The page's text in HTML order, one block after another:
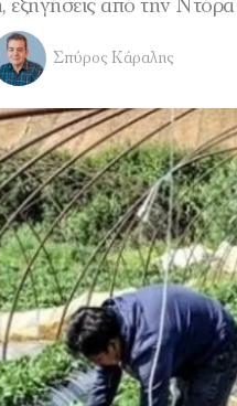
εξηγήσεις από την Ντόρα
Σπύρος Κάραλης